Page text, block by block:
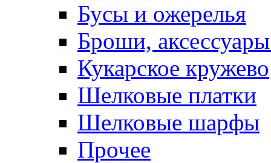
Бусы и ожерелья
Броши,
Кукарское кружево
Шелковые платки
Шелковые шарфы
Прочее